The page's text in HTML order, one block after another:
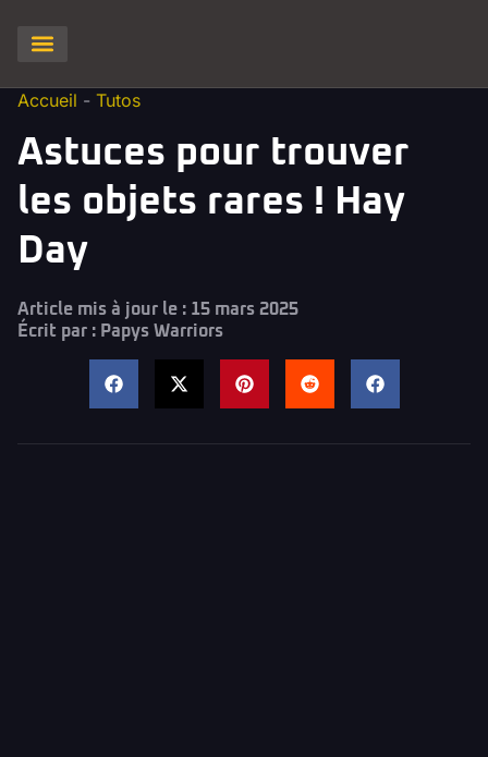
Accueil - Tutos
Astuces pour trouver
les objets rares ! Hay
Day
Article mis à jour le : 15 mars 2025
Écrit par : Papys Warriors